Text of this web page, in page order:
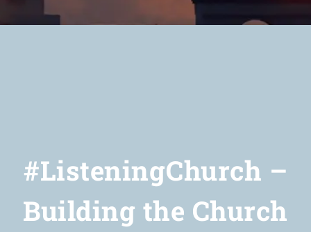
#ListeningChurch –
Building the Church